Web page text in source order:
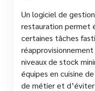
Un logiciel de
restauration permet
certaines tâches
niveaux de stock
équipes en cuisine
de métier et d’éviter